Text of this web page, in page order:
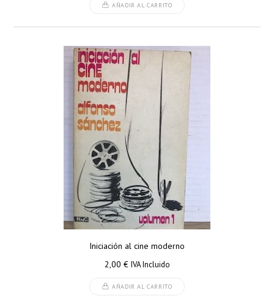
AÑADIR AL CARRITO
Iniciación al cine moderno
2,00 € IVA Incluido
AÑADIR AL CARRITO